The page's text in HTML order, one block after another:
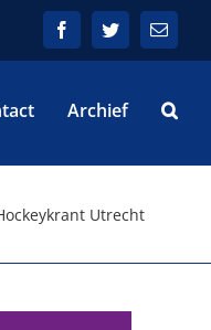
FacebookTwitterE-
mail
Archief
Utrecht